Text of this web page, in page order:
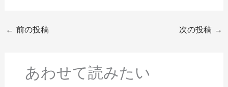
← 前の投稿 次の投稿 →
あわせて読みたい